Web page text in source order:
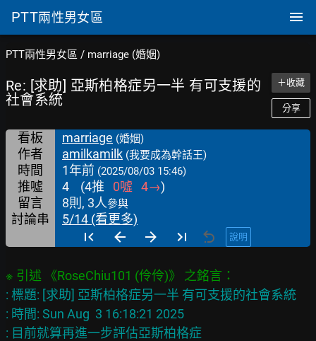
PTT兩性男女區
PTT兩性男女區 / marriage (婚姻)
Re: [求助] 亞斯柏格症另一半 有可支援的
社會系統
＋收藏
分享
看板 marriage (婚姻)
作者 amilkamilk (我要成為幹話王)
時間 1年前 (2025/08/03 15:46)
推噓 4 (4推 0噓 4→)
留言
8則, 3人參與
討論串 5/14 (看更多)
說明
※ 引述 《RoseChiu101 (伶伶)》 之銘言：
: 標題: [求助] 亞斯柏格症另一半 有可支援的社會系統
: 時間: Sun Aug  3 16:18:21 2025
: 目前就算再進一步評估亞斯柏格症